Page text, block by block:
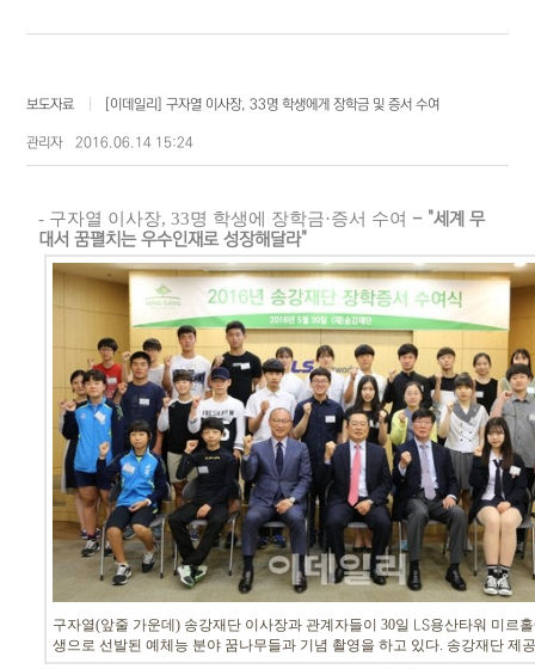
보도자료 [이데일리] 구자열 이사장, 33명 학생에게 장학금 및 증서 수여
관리자 2016.06.14 15:24
- 구자열 이사장, 33명 학생에 장학금·증서 수여 - "세계 무
대서 꿈펼치는 우수인재로 성장해달라"
구자열(앞줄 가운데) 송강재단 이사장과 관계자들이 30일 LS용산타워 미르
생으로 선발된 예체능 분야 꿈나무들과 기념 촬영을 하고 있다. 송강재단 제